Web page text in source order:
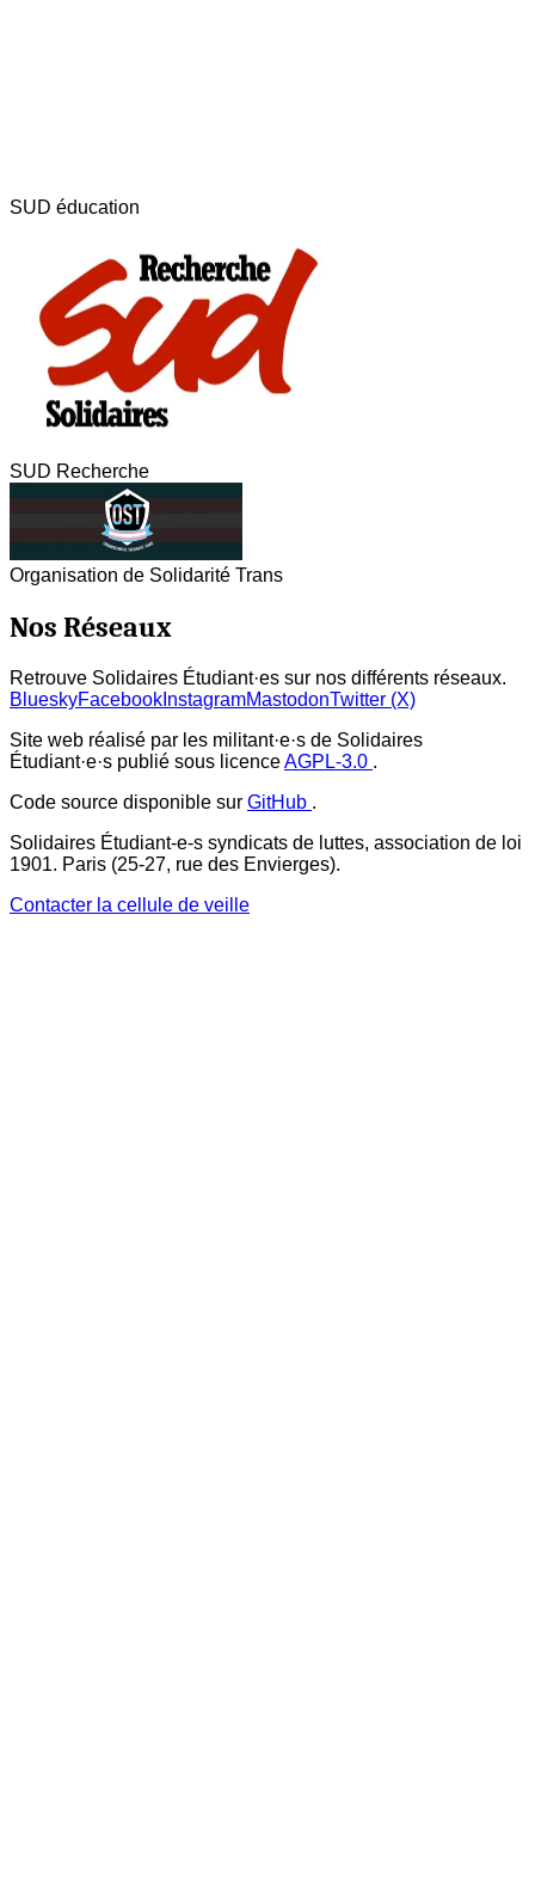
SUD éducation
SUD Recherche
Organisation de Solidarité Trans
Nos Réseaux
Retrouve Solidaires Étudiant·es sur nos différents réseaux.
BlueskyFacebook InstagramMastodonTwitter (X)
Site web réalisé par les militant·e·s de Solidaires
Étudiant·e·s publié sous licenceAGPL-3.0 .
Code source disponible sur GitHub .
Solidaires Étudiant-e-s syndicats de luttes, association de loi
1901. Paris (25-27, rue des Envierges).
Contacter la cellule de veille